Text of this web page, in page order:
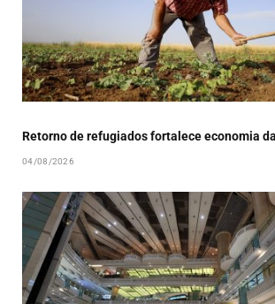
Retorno de refugiados fortalece economia
04/08/2026